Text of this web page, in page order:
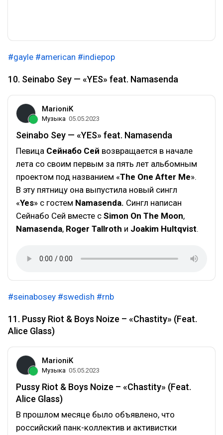
#gayle #american #indiepop
10. Seinabo Sey — «YES» feat. Namasenda
MarioniK
Музыка 05.05.2023
Seinabo Sey — «YES» feat. Namasenda
Певица Сейнабо Сей возвращается в начале
лета со своим первым за пять лет альбомным
проектом под названием «The One After Me».
В эту пятницу она выпустила новый сингл
«Yes» с гостем Namasenda. Сингл написан
Сейнабо Сей вместе с Simon On The Moon,
Namasenda, Roger Tallroth и Joakim Hultqvist.
#seinabosey #swedish #rnb
11. Pussy Riot & Boys Noize – «Chastity» (Feat.
Alice Glass)
MarioniK
Музыка 05.05.2023
Pussy Riot & Boys Noize – «Chastity» (Feat.
Alice Glass)
В прошлом месяце было объявлено, что
российский панк-коллектив и активистки